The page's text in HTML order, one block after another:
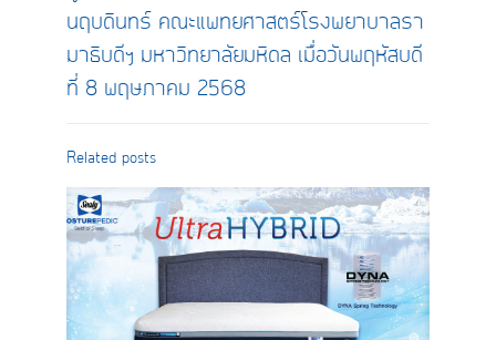
นฤบดินทร์ คณะแพทยศาสตร์โรงพยาบาลรา
มาธิบดีฯ มหาวิทยาลัยมหิดล เมื่อวันพฤหัสบดี
ที่ 8 พฤษภาคม 2568
Related posts